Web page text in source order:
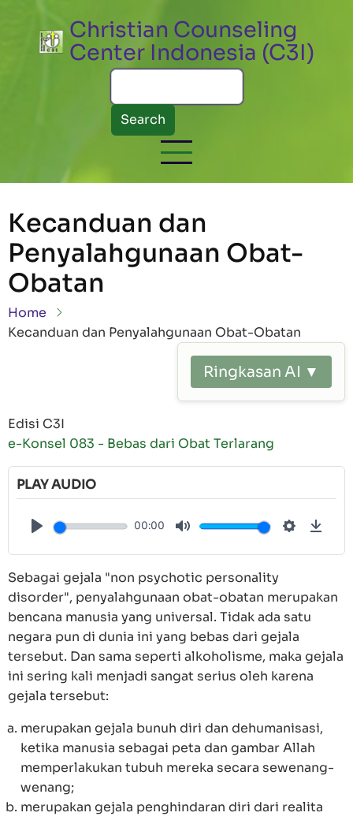
Christian Counseling
Center Indonesia (C3I)
Search
Kecanduan dan
Penyalahgunaan Obat-
Obatan
Breadcrumb
Home
Kecanduan dan Penyalahgunaan Obat-Obatan
Ringkasan AI ▼
Edisi C3I
e-Konsel 083 - Bebas dari Obat Terlarang
PLAY AUDIO
00:00
Sebagai gejala "non psychotic personality
disorder", penyalahgunaan obat-obatan merupakan
bencana manusia yang universal. Tidak ada satu
negara pun di dunia ini yang bebas dari gejala
tersebut. Dan sama seperti alkoholisme, maka gejala
ini sering kali menjadi sangat serius oleh karena
gejala tersebut:
merupakan gejala bunuh diri dan dehumanisasi,
ketika manusia sebagai peta dan gambar Allah
memperlakukan tubuh mereka secara sewenang-
wenang;
merupakan gejala penghindaran diri dari realita